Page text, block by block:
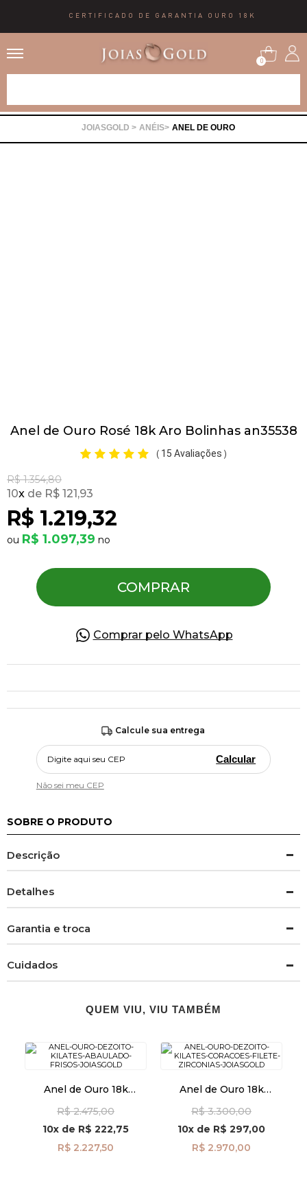
CERTIFICADO DE GARANTIA OURO 18K
0
ANÉIS ANEL DE OURO
Anel de Ouro Rosé 18k Aro Bolinhas an35538
( 15 Avaliações )
R$ 1.354,80
R$ 1.219,32
10x R$ 121,93
R$ 1.097,39
COMPRAR
Comprar pelo WhatsApp
Calcule sua entrega
Calcular
Não sei meu CEP
SOBRE O PRODUTO
Descrição
Detalhes
Garantia e troca
Cuidados
QUEM VIU, VIU TAMBÉM
Anel de Ouro 18k
an41868
R$ 2.475,00
10x de R$ 222,75
R$ 2.227,50
Anel de Ouro 18k
Zircônias an41964
R$ 3.300,00
10x de R$ 297,00
R$ 2.970,00
Pedras Preciosas
OFERTAS